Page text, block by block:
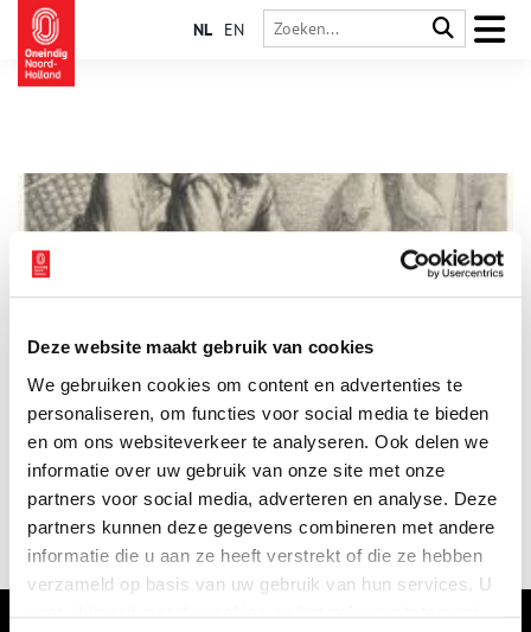
Deze website maakt gebruik van cookies
We gebruiken cookies om content en advertenties te
personaliseren, om functies voor social media te bieden
en om ons websiteverkeer te analyseren. Ook delen we
informatie over uw gebruik van onze site met onze
partners voor social media, adverteren en analyse. Deze
partners kunnen deze gegevens combineren met andere
informatie die u aan ze heeft verstrekt of die ze hebben
verzameld op basis van uw gebruik van hun services. U
NL EN
Over de invloed van het Zuid-Nederlands en het Jiddisch op
het Amsterdams en indirect het ‘ABN’ zijn dikke boeken en
duizenden artikelen geschreven. De invloed van het Duits
krijgt daarentegen verbazend weinig aandacht. Ook
onderbelicht is de geweldige omvang van de eeuwenlange
immigratiestroom vanuit het gebied dat nu Duitsland heet. De
Duitse woorden drongen deels door via het Bargoens, de
‘dieventaal’.